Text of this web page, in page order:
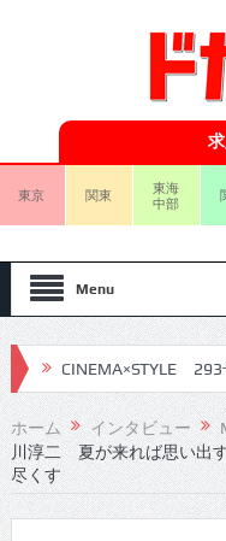
東京 関東
東海
中部
Menu
CINEMA×STYLE 293
CINEMA×STYLE 292
CINEMA×STYLE 291
CINEMA×STYLE 290
ホーム インタビュー
川淳二 夏が来れば思い出
尽くす